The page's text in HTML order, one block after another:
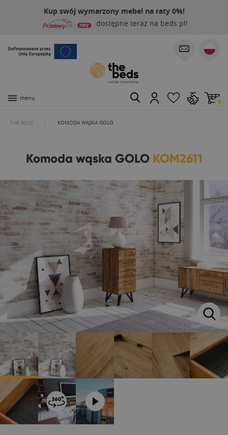
Kup swój wymarzony mebel na raty 0%!
dostępne teraz na beds.pl!
menu 0
THE BEDS KOMODA WĄSKA GOLO
Komoda wąska GOLO KOM2611